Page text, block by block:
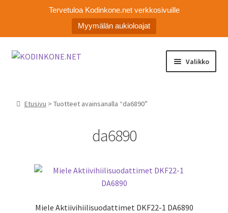
Tervetuloa Kodinkone.net verkkosivuille
Myymälän aukioloajat
Siirry
Siirry
Valikko
Asiakaspalvelu
Etusivu > Tuotteet avainsanalla “da6890”
da6890
Miele Aktiivihiilisuodattimet DKF22-1 DA6890